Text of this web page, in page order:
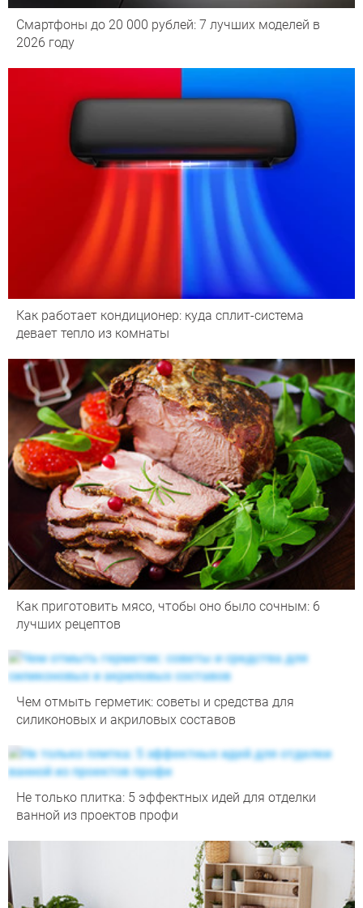
Смартфоны до 20 000 рублей: 7 лучших моделей в
2026 году
Как работает кондиционер: куда сплит-система
девает тепло из комнаты
Как приготовить мясо, чтобы оно было сочным: 6
лучших рецептов
Чем отмыть герметик: советы и средства для
силиконовых и акриловых составов
Не только плитка: 5 эффектных идей для отделки
ванной из проектов профи